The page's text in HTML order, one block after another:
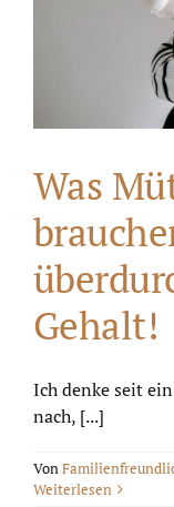
Was
Gehalt!
Ich denke seit
nach, [...]
Von
Weiterlesen